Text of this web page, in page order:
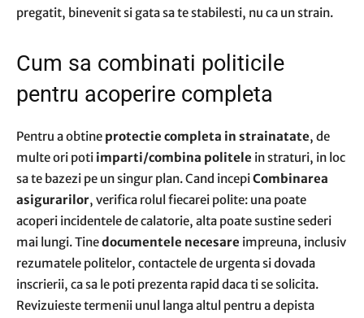
pregatit, binevenit si gata sa te stabilesti, nu ca un strain.
Cum sa combinati politicile
pentru acoperire completa
Pentru a obtine protectie completa in strainatate, de
multe ori poti imparti/combina politele in straturi, in loc
sa te bazezi pe un singur plan. Cand incepiCombinarea
asigurarilor, verifica rolul fiecarei polite: una poate
acoperi incidentele de calatorie, alta poate sustine sederi
mai lungi. Tinedocumentele necesare impreuna, inclusiv
rezumatele politelor, contactele de urgenta si dovada
inscrierii, ca sa le poti prezenta rapid daca ti se solicita.
Revizuieste termenii unul langa altul pentru a depista